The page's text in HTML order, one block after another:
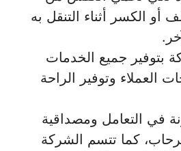
أو الكسر أثناء التنقل به
بتوفير جميع الخدمات
العملاء وتوفير الراحة
في التعامل ومصداقية
كما تتسم الشركة